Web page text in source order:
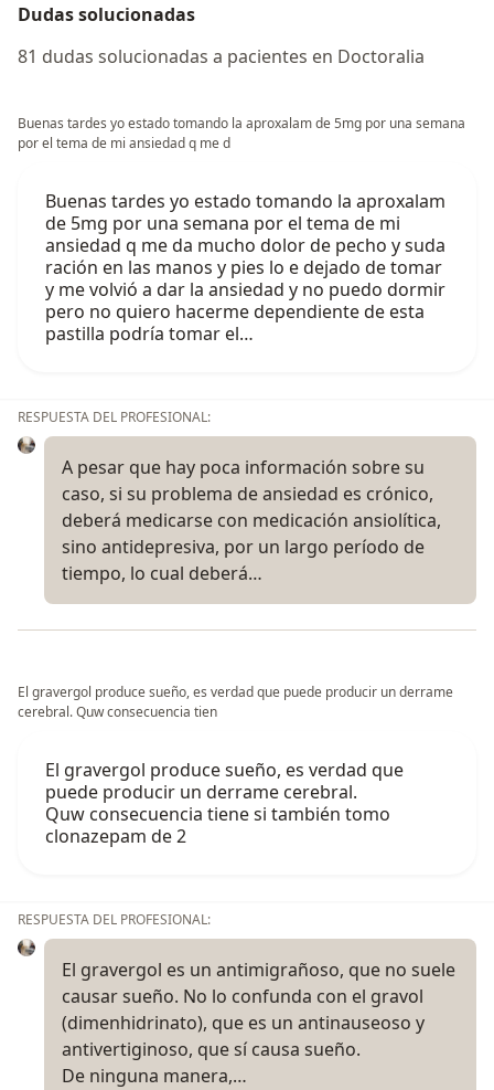
Dudas solucionadas
81 dudas solucionadas a pacientes en Doctoralia
Buenas tardes yo estado tomando la aproxalam de 5mg por una semana
por el tema de mi ansiedad q me d
Buenas tardes yo estado tomando la aproxalam
de 5mg por una semana por el tema de mi
ansiedad q me da mucho dolor de pecho y suda
ración en las manos y pies lo e dejado de tomar
y me volvió a dar la ansiedad y no puedo dormir
pero no quiero hacerme dependiente de esta
pastilla podría tomar el…
RESPUESTA DEL PROFESIONAL:
A pesar que hay poca información sobre su
caso, si su problema de ansiedad es crónico,
deberá medicarse con medicación ansiolítica,
sino antidepresiva, por un largo período de
tiempo, lo cual deberá…
El gravergol produce sueño, es verdad que puede producir un derrame
cerebral. Quw consecuencia tien
El gravergol produce sueño, es verdad que
puede producir un derrame cerebral.
Quw consecuencia tiene si también tomo
clonazepam de 2
RESPUESTA DEL PROFESIONAL:
El gravergol es un antimigrañoso, que no suele
causar sueño. No lo confunda con el gravol
(dimenhidrinato), que es un antinauseoso y
antivertiginoso, que sí causa sueño.
De ninguna manera,…